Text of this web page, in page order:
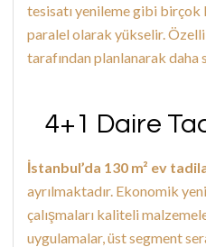
tesisatı yenileme gibi birçok
paralel olarak yükselir.
tarafından planlanarak daha
4+1 Daire
İstanbul’da 130 m² ev
ayrılmaktadır. Ekonomik
çalışmaları kaliteli
uygulamalar, üst segment